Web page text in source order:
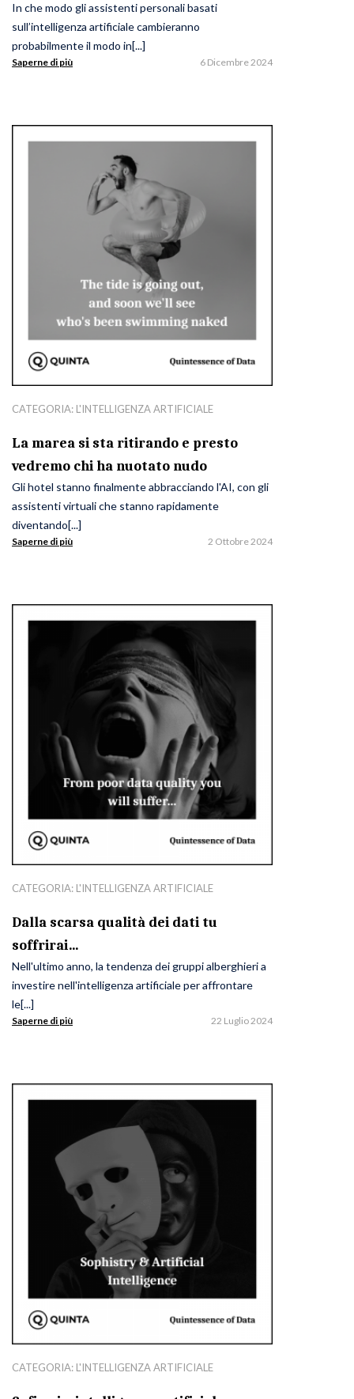
In che modo gli assistenti personali basati
sull’intelligenza artificiale cambieranno
probabilmente il modo in[...]
Saperne di più 6 Dicembre 2024
CATEGORIA: L'INTELLIGENZA ARTIFICIALE
La marea si sta ritirando e presto
vedremo chi ha nuotato nudo
Gli hotel stanno finalmente abbracciando l'AI, con gli
assistenti virtuali che stanno rapidamente
diventando[...]
Saperne di più 2 Ottobre 2024
CATEGORIA: L'INTELLIGENZA ARTIFICIALE
Dalla scarsa qualità dei dati tu
soffrirai…
Nell'ultimo anno, la tendenza dei gruppi alberghieri a
investire nell'intelligenza artificiale per affrontare
le[...]
Saperne di più 22 Luglio 2024
CATEGORIA: L'INTELLIGENZA ARTIFICIALE